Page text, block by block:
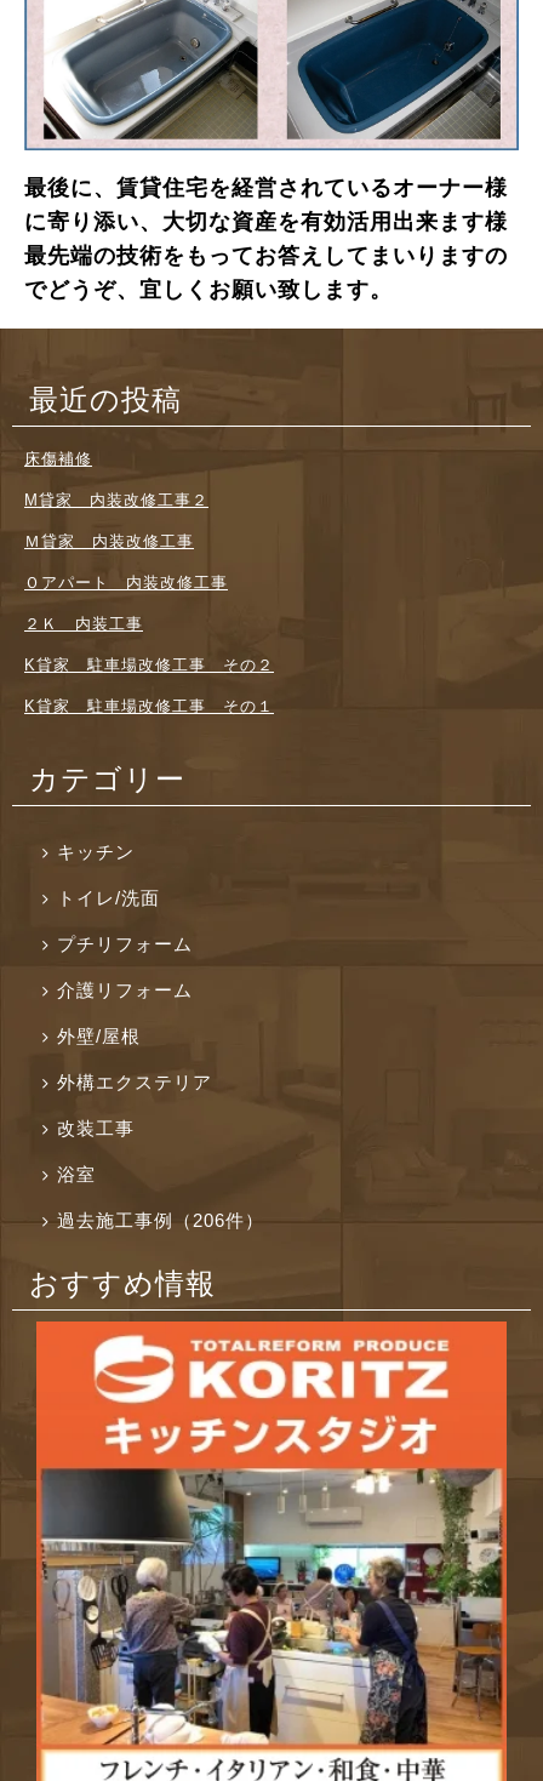
最後に、賃貸住宅を経営されているオーナー様
に寄り添い、大切な資産を有効活用出来ます様
最先端の技術をもってお答えしてまいりますの
でどうぞ、宜しくお願い致します。
最近の投稿
床傷補修
M貸家 内装改修工事２
Ｍ貸家 内装改修工事
Ｏアパート 内装改修工事
２Ｋ 内装工事
K貸家 駐車場改修工事 その２
K貸家 駐車場改修工事 その１
カテゴリー
キッチン
トイレ/洗面
プチリフォーム
介護リフォーム
外壁/屋根
外構エクステリア
改装工事
浴室
過去施工事例（206件）
おすすめ情報